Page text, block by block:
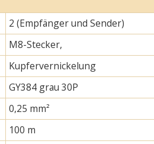
2 (Empfänger und Sender)
M8-Stecker,
Kupfervernickelung
GY384 grau 30P
0,25 mm²
100 m